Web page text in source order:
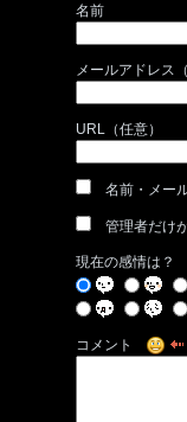
名前
メールアドレス
URL（任意）
名前・メー
管理者だけ
現在の感情は？
コメント